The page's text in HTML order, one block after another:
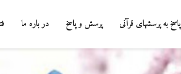
پاسخ به پرسشهای قرآنی پرسش و پاسخ در باره ما